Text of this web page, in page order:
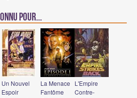
pour...
Un Nouvel
Espoir
La Menace
Fantôme
L'Empire
Contre-